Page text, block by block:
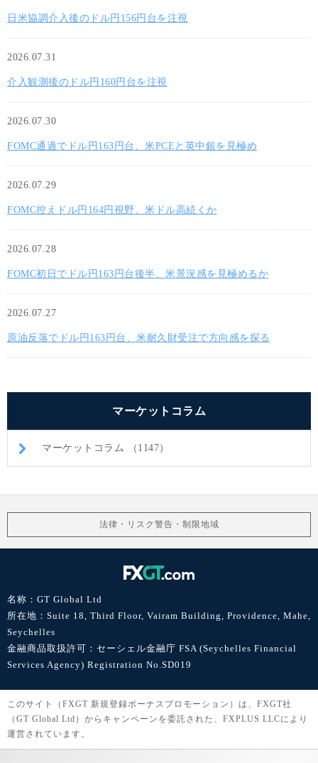
日米協調介入後のドル円156円台を注視
2026.07.31
介入観測後のドル円160円台を注視
2026.07.30
FOMC通過でドル円163円台、米PCEと英中銀を見極め
2026.07.29
FOMC控えドル円164円視野、米ドル高続くか
2026.07.28
FOMC初日でドル円163円台後半、米景況感を見極めるか
2026.07.27
原油反落でドル円163円台、米耐久財受注で方向感を探る
マーケットコラム
マーケットコラム （1147）
法律・リスク警告・制限地域
名称：GT Global Ltd
所在地：Suite 18, Third Floor, Vairam Building, Providence, Mahe,
Seychelles
金融商品取扱許可：セーシェル金融庁 FSA (Seychelles Financial
Services Agency) Registration No.SD019
このサイト（FXGT 新規登録ボーナスプロモーション）は、FXGT社
（GT Global Ltd）からキャンペーンを委託された、FXPLUS LLCにより
運営されています。